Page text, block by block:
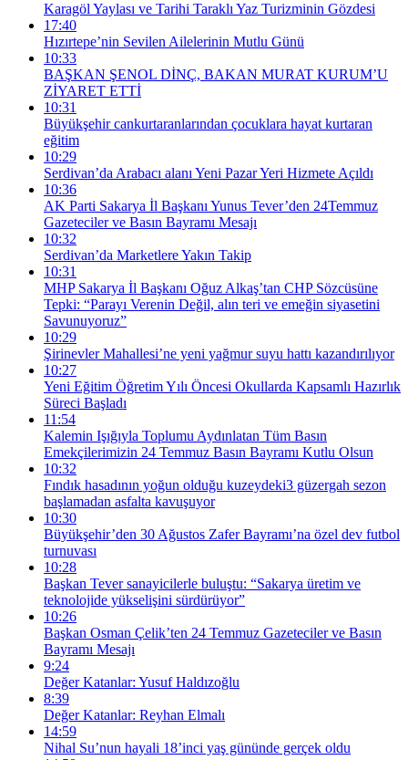
Karagöl Yaylası ve Tarihi Taraklı Yaz Turizminin Gözdesi
17:40
Hızırtepe’nin Sevilen Ailelerinin Mutlu Günü
10:33
BAŞKAN ŞENOL DİNÇ, BAKAN MURAT KURUM’U
ZİYARET ETTİ
10:31
Büyükşehir cankurtaranlarından çocuklara hayat kurtaran
eğitim
10:29
Serdivan’da Arabacı alanı Yeni Pazar Yeri Hizmete Açıldı
10:36
AK Parti Sakarya İl Başkanı Yunus Tever’den 24Temmuz
Gazeteciler ve Basın Bayramı Mesajı
10:32
Serdivan’da Marketlere Yakın Takip
10:31
MHP Sakarya İl Başkanı Oğuz Alkaş’tan CHP Sözcüsüne
Tepki: “Parayı Verenin Değil, alın teri ve emeğin siyasetini
Savunuyoruz”
10:29
Şirinevler Mahallesi’ne yeni yağmur suyu hattı kazandırılıyor
10:27
Yeni Eğitim Öğretim Yılı Öncesi Okullarda Kapsamlı Hazırlık
Süreci Başladı
11:54
Kalemin Işığıyla Toplumu Aydınlatan Tüm Basın
Emekçilerimizin 24 Temmuz Basın Bayramı Kutlu Olsun
10:32
Fındık hasadının yoğun olduğu kuzeydeki3 güzergah sezon
başlamadan asfalta kavuşuyor
10:30
Büyükşehir’den 30 Ağustos Zafer Bayramı’na özel dev futbol
turnuvası
10:28
Başkan Tever sanayicilerle buluştu: “Sakarya üretim ve
teknolojide yükselişini sürdürüyor”
10:26
Başkan Osman Çelik’ten 24 Temmuz Gazeteciler ve Basın
Bayramı Mesajı
9:24
Değer Katanlar: Yusuf Haldızoğlu
8:39
Değer Katanlar: Reyhan Elmalı
14:59
Nihal Su’nun hayali 18’inci yaş gününde gerçek oldu